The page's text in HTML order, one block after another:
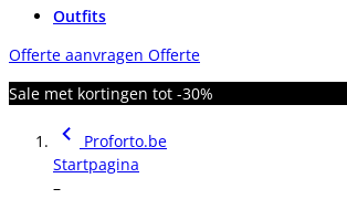
Outfits
Offerte aanvragen Offerte
Sale met kortingen tot -30%
Proforto.be
Startpagina
–